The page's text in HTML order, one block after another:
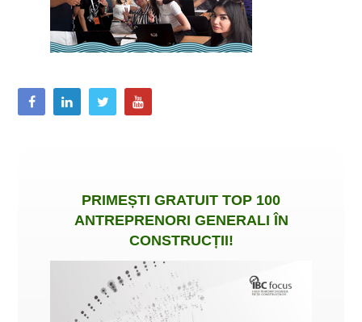
PRIMEȘTI GRATUIT TOP 100
ANTREPRENORI GENERALI ÎN
CONSTRUCȚII!